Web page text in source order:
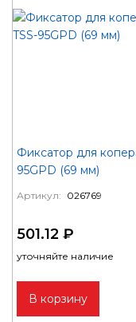
Фиксатор для
95GPD (69 мм)
Артикул: 026769
501.12 ₽
уточняйте наличие
В корзину